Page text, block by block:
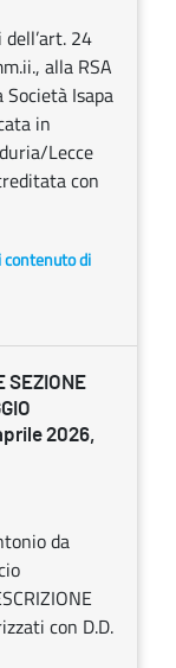
24
alla RSA
Isapa
in
Lecce
con
di
SEZIONE
2026,
da
con D.D.